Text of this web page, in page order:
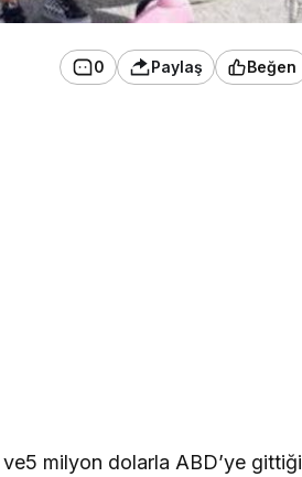
0 Paylaş Beğen
ve5 milyon dolarla ABD’ye gittiği